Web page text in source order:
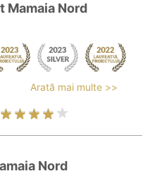
Mamaia Nord
Arată mai multe >>
Nord